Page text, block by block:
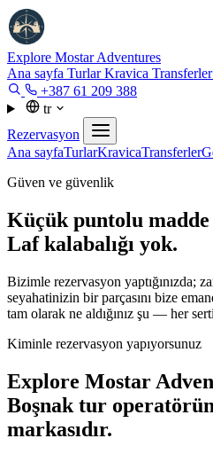
Explore MostarAdventures
Ana sayfa TurlarKravica Transferler
+387 61 209 388
tr
Rezervasyon
Ana sayfaTurlarKravicaTransferler
Güven ve güvenlik
Küçük puntolu
Laf kalabalığı yok.
Bizimle rezervasyon yaptığınızda;
seyahatinizin bir parçasını bize
tam olarak ne aldığınız şu — her
Kiminle rezervasyon yapıyorsunuz
Explore Mostar
Boşnak tur
markasıdır.